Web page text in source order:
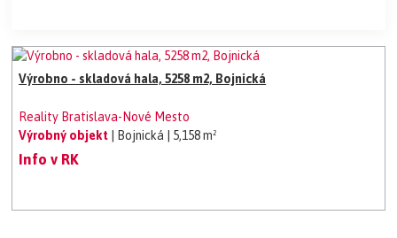
Výrobno - skladová hala, 5258 m2, Bojnická
Reality Bratislava-Nové Mesto
Výrobný objekt
| Bojnická | 5,158 m²
Info v RK